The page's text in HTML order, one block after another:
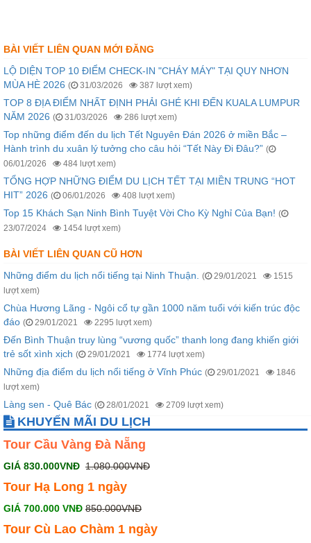
BÀI VIẾT LIÊN QUAN MỚI ĐĂNG
LỘ DIỆN TOP 10 ĐIỂM CHECK-IN "CHÁY MÁY" TẠI QUY NHƠN
MÙA HÈ 2026 ( 31/03/2026 387 lượt xem)
TOP 8 ĐỊA ĐIỂM NHẤT ĐỊNH PHẢI GHÉ KHI ĐẾN KUALA LUMPUR
NĂM 2026 ( 31/03/2026 286 lượt xem)
Top những điểm đến du lịch Tết Nguyên Đán 2026 ở miền Bắc –
Hành trình du xuân lý tưởng cho câu hỏi “Tết Này Đi Đâu?” (
06/01/2026
484 lượt xem)
TỔNG HỢP NHỮNG ĐIỂM DU LỊCH TẾT TẠI MIỀN TRUNG “HOT
HIT” 2026 ( 06/01/2026 408 lượt xem)
Top 15 Khách Sạn Ninh Bình Tuyệt Vời Cho Kỳ Nghỉ Của Bạn! (
23/07/2024
1454 lượt xem)
BÀI VIẾT LIÊN QUAN CŨ HƠN
Những điểm du lịch nổi tiếng tại Ninh Thuận.
( 29/01/2021
1515
lượt xem)
Chùa Hương Lãng - Ngôi cổ tự gần 1000 năm tuổi với kiến trúc độc
đáo ( 29/01/2021 2295 lượt xem)
Đến Bình Thuận truy lùng “vương quốc” thanh long đang khiến giới
trẻ sốt xình xịch ( 29/01/2021 1774 lượt xem)
Những địa điểm du lịch nổi tiếng ở Vĩnh Phúc ( 29/01/2021
1846
lượt xem)
Làng sen - Quê Bác ( 28/01/2021 2709 lượt xem)
KHUYẾN MÃI DU LỊCH
Tour Cầu Vàng Đà Nẵng
GIÁ 830.000VNĐ 1.080.000VNĐ
Tour Hạ Long 1 ngày
GIÁ 700.000 VNĐ 850.000VNĐ
Tour Cù Lao Chàm 1 ngày